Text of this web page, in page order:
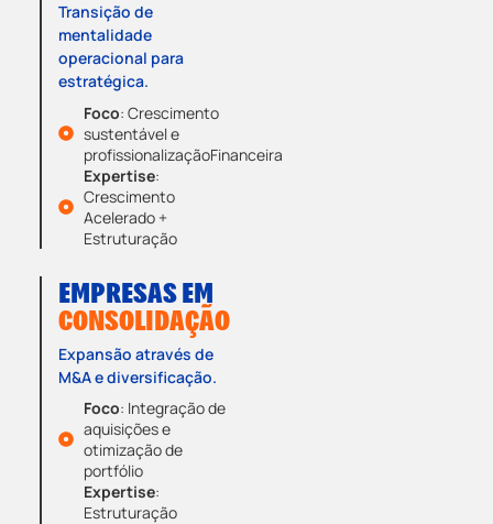
Transição de
mentalidade
operacional para
estratégica.
Foco: Crescimento
sustentável e
profissionalizaçãoFinanceira
Expertise:
Crescimento
Acelerado +
Estruturação
EMPRESAS EM
CONSOLIDAÇÃO
Expansão através de
M&A e diversificação.
Foco: Integração de
aquisições e
otimização de
portfólio
Expertise:
Estruturação